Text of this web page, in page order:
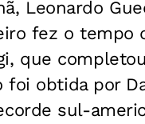
Leonardo
fez o tempo
que
foi obtida por
sul-